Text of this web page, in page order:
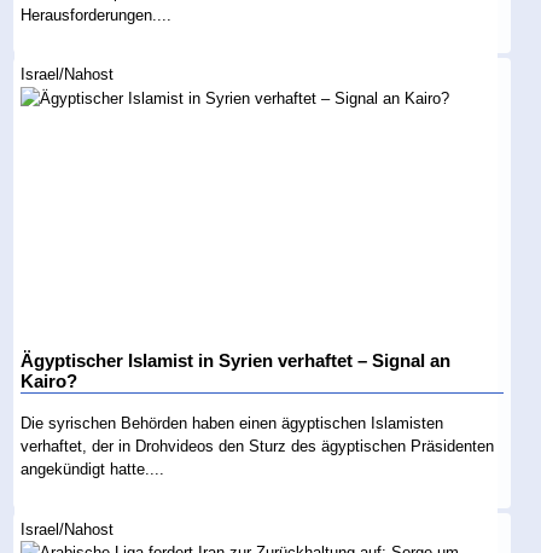
Herausforderungen....
Israel/Nahost
Ägyptischer Islamist in Syrien verhaftet – Signal an
Kairo?
Die syrischen Behörden haben einen ägyptischen Islamisten
verhaftet, der in Drohvideos den Sturz des ägyptischen Präsidenten
angekündigt hatte....
Israel/Nahost